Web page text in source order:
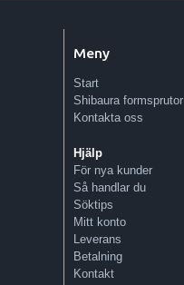
Meny
Start
Shibaura formsprutor
Kontakta oss
Hjälp
För nya kunder
Så handlar du
Söktips
Mitt konto
Leverans
Betalning
Kontakt